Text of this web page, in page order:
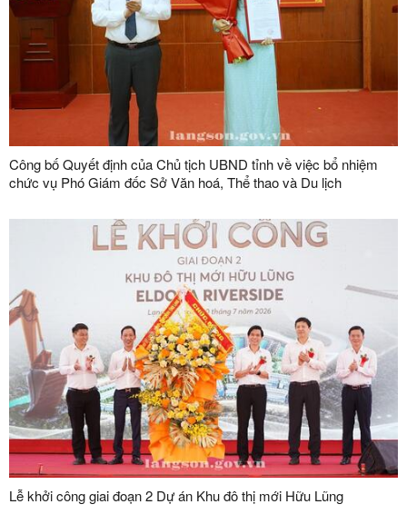
Công bố Quyết định của Chủ tịch UBND tỉnh về việc bổ nhiệm
chức vụ Phó Giám đốc Sở Văn hoá, Thể thao và Du lịch
Lễ khởi công giai đoạn 2 Dự án Khu đô thị mới Hữu Lũng